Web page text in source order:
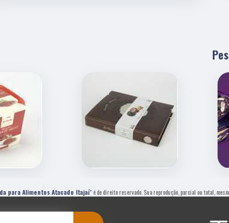
para Alimentos Atacado Itajaí" é de direito reservado. Sua reprodução, parcial ou total,